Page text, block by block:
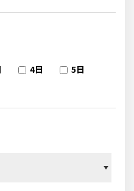
4日
5日